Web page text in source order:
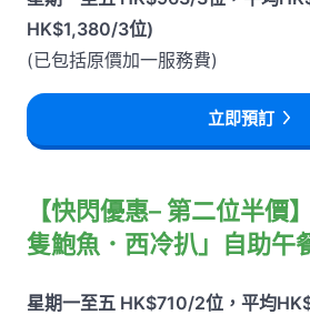
HK$1,380/3位)
(已包括原價加一服務費)
立即預訂
【快閃優惠– 第二位半價
隻鮑魚．西冷扒」自助午
星期一至五 HK$710/2位，平均